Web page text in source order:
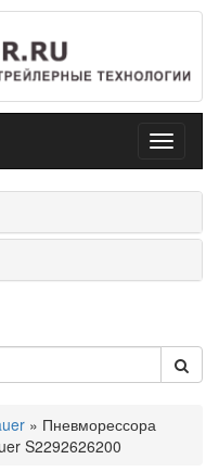
Toggle
» Пневморессора
S2292626200